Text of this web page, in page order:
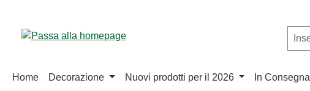
Home Decorazione Nuovi prodotti per il 2026 In Consegna